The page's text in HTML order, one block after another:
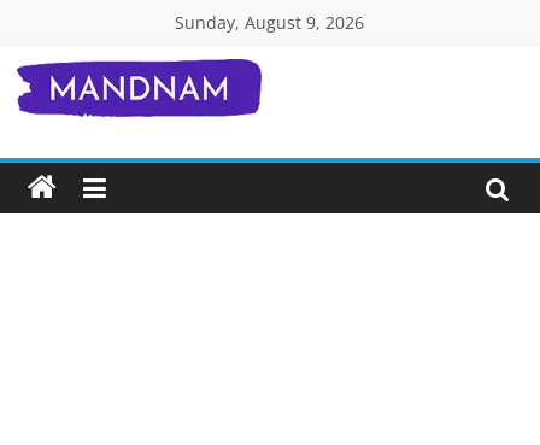
content
Sunday, August 9, 2026
Mandnam.com
जाने
एक-